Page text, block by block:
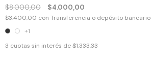
$8.000,00 $4.000,00
$3.400,00 con Transferencia o depósito bancario
+1
3 cuotas sin interés de$1.333,33